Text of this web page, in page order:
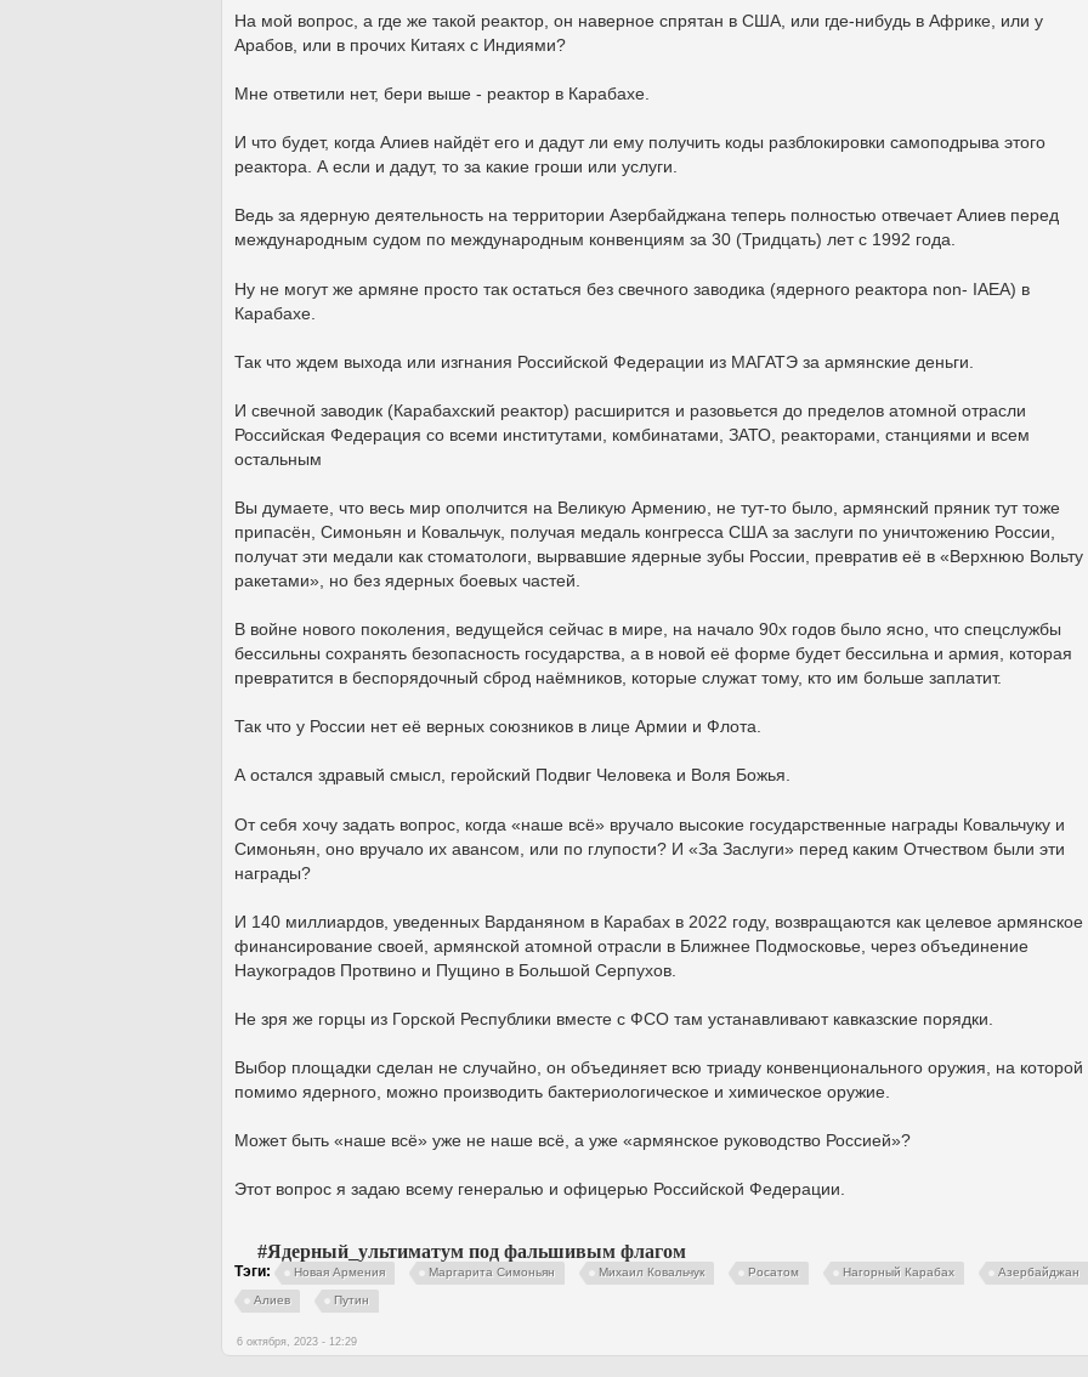
На мой вопрос, а где же такой реактор, он наверное спрятан в США, или где-нибудь в Африке, или у
Арабов, или в прочих Китаях с Индиями?
Мне ответили нет, бери выше - реактор в Карабахе.
И что будет, когда Алиев найдёт его и дадут ли ему получить коды разблокировки самоподрыва этого
реактора. А если и дадут, то за какие гроши или услуги.
Ведь за ядерную деятельность на территории Азербайджана теперь полностью отвечает Алиев перед
международным судом по международным конвенциям за 30 (Тридцать) лет с 1992 года.
Ну не могут же армяне просто так остаться без свечного заводика (ядерного реактора non- IAEA) в
Карабахе.
Так что ждем выхода или изгнания Российской Федерации из МАГАТЭ за армянские деньги.
И свечной заводик (Карабахский реактор) расширится и разовьется до пределов атомной отрасли
Российская Федерация со всеми институтами, комбинатами, ЗАТО, реакторами, станциями и всем
остальным
Вы думаете, что весь мир ополчится на Великую Армению, не тут-то было, армянский пряник тут тоже
припасён, Симоньян и Ковальчук, получая медаль конгресса США за заслуги по уничтожению России,
получат эти медали как стоматологи, вырвавшие ядерные зубы России, превратив её в «Верхнюю Вольту
ракетами», но без ядерных боевых частей.
В войне нового поколения, ведущейся сейчас в мире, на начало 90х годов было ясно, что спецслужбы
бессильны сохранять безопасность государства, а в новой её форме будет бессильна и армия, которая
превратится в беспорядочный сброд наёмников, которые служат тому, кто им больше заплатит.
Так что у России нет её верных союзников в лице Армии и Флота.
А остался здравый смысл, геройский Подвиг Человека и Воля Божья.
От себя хочу задать вопрос, когда «наше всё» вручало высокие государственные награды Ковальчуку и
Симоньян, оно вручало их авансом, или по глупости? И «За Заслуги» перед каким Отчеством были эти
награды?
И 140 миллиардов, уведенных Варданяном в Карабах в 2022 году, возвращаются как целевое армянское
финансирование своей, армянской атомной отрасли в Ближнее Подмосковье, через объединение
Наукоградов Протвино и Пущино в Большой Серпухов.
Не зря же горцы из Горской Республики вместе с ФСО там устанавливают кавказские порядки.
Выбор площадки сделан не случайно, он объединяет всю триаду конвенционального оружия, на которой
помимо ядерного, можно производить бактериологическое и химическое оружие.
Может быть «наше всё» уже не наше всё, а уже «армянское руководство Россией»?
Этот вопрос я задаю всему генералью и офицерью Российской Федерации.
#Ядерный_ультиматум под фальшивым флагом
Тэги: Новая Армения Маргарита Симоньян Михаил Ковальчук Росатом Нагорный Карабах Азербайджан
Алиев Путин
6 октября, 2023 - 12:29